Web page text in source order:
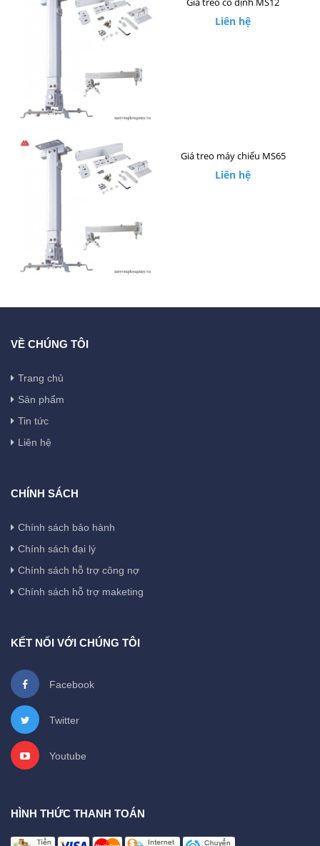
Liên hệ
Giá treo máy chiếu MS65
Liên hệ
VỀ CHÚNG TÔI
Trang chủ
Sản phẩm
Tin tức
Liên hệ
CHÍNH SÁCH
Chính sách bảo hành
Chính sách đại lý
Chính sách hỗ trợ công nợ
Chính sách hỗ trợ maketing
KẾT NỐI VỚI CHÚNG TÔI
Facebook
Twitter
Youtube
HÌNH THỨC THANH TOÁN